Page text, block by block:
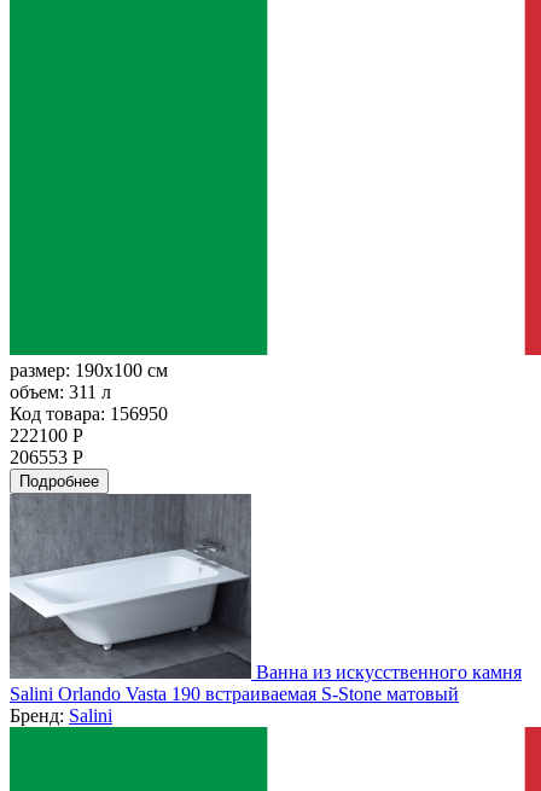
размер: 190x100 см
объем: 311 л
Код товара: 156950
222100 Р
206553 Р
Подробнее
Ванна из искусственного камня
Salini Orlando Vasta 190 встраиваемая S-Stone матовый
Бренд: Salini